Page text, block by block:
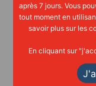
après 7 jours. Vous
tout moment en
savoir plus sur les
En cliquant sur